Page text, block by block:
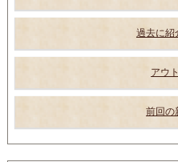
過去に紹
アウ
前回の